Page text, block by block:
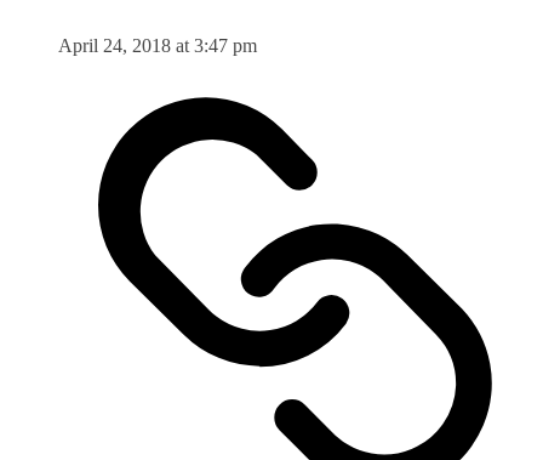
April 24, 2018 at 3:47 pm